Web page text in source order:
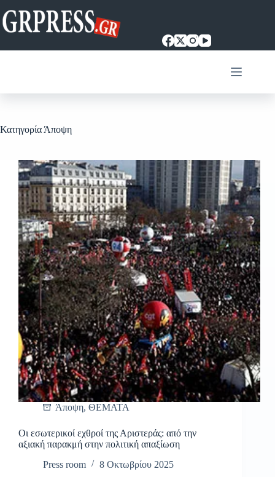
στο
περιεχόμενο
Κατηγορία Άποψη
Άποψη, ΘΕΜΑΤΑ
Οι εσωτερικοί εχθροί της Αριστεράς: από την
αξιακή παρακμή στην πολιτική απαξίωση
Press room
8 Οκτωβρίου 2025